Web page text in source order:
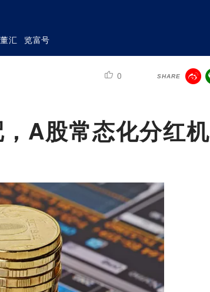
汇 览富号
0 SHARE
A股常态化分红机